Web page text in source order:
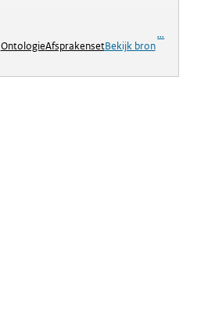
OntologieAfsprakensetBekijk bron
...